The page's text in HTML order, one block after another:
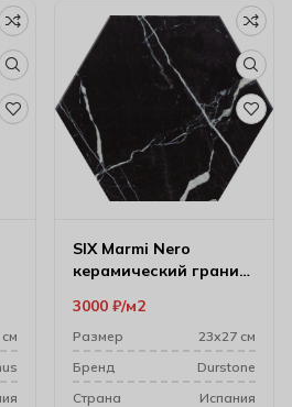
SIX Marmi Nero
керамический гранит
3000 ₽ м2
Размер
23х27 см
Бренд
Durstone
Cтрана
Испания